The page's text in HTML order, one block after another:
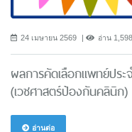
24 เมษายน 2569 อ่าน
ผลการคัดเลือกแพทย์ปร
(เวชศาสตร์ป้องกันคลินิก)
อ่านต่อ